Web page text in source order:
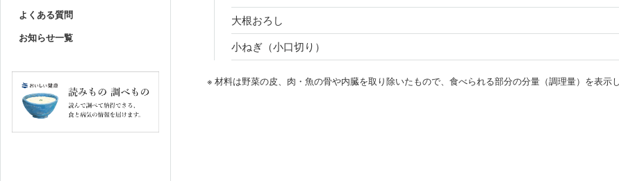
よくある質問
お知らせ一覧
大根おろし
小ねぎ（小口切り）
※ 材料は野菜の皮、肉・魚の骨や内臓を取り除いたもので、食べられる部分の分量（調理量）を表示し